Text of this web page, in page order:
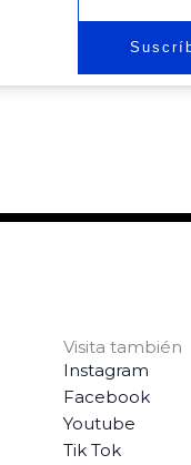
Visita también
Instagram
Facebook
Youtube
Tik Tok